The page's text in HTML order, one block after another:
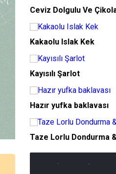
Ceviz Dolgulu Ve
Kakaolu Islak Kek
Kayısılı Şarlot
Hazır yufka baklavası
Taze Lorlu Dondurma